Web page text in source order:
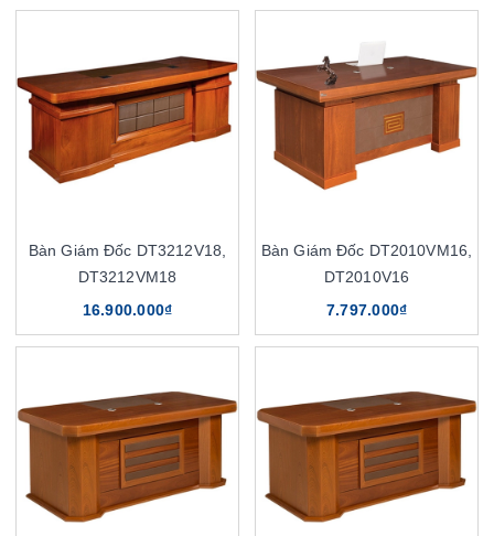
Bàn Giám Đốc DT3212V18,
DT3212VM18
16.900.000₫
Bàn Giám Đốc DT2010VM16,
DT2010V16
7.797.000₫